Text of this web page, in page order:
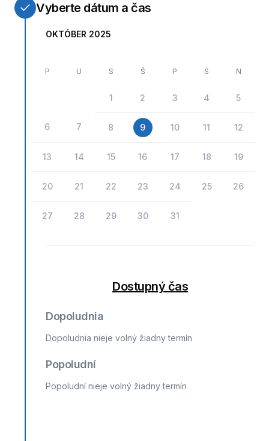
Vyberte dátum a čas
OKTÓBER 2025
P U S Š P S N
1 2 3 4 5
6 7 8 9 10 11 12
13 14 15 16 17 18 19
20 21 22 23 24 25 26
27 28 29 30 31
Dostupný čas
Dopoludnia
Dopoludnia nieje volný žiadny termín
Popoludní
Popoludní nieje volný žiadny termín